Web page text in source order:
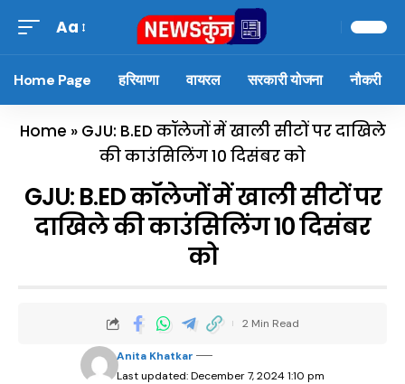
Aa
Home Page हरियाणा वायरल सरकारी योजना नौकरी
Home » GJU: B.ED कॉलेजों में खाली सीटों पर दाखिले
की काउंसिलिंग 10 दिसंबर को
GJU: B.ED कॉलेजों में खाली सीटों पर
दाखिले की काउंसिलिंग 10 दिसंबर
को
Last updated: December 7, 2024 1:10 pm
Anita Khatkar
2 Min Read